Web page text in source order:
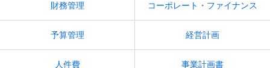
財務管理 コーポレート・ファイナンス
予算管理 経営計画
人件費 事業計画書